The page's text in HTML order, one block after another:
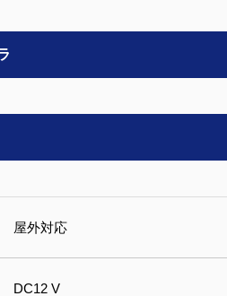
屋外対応
DC12 V